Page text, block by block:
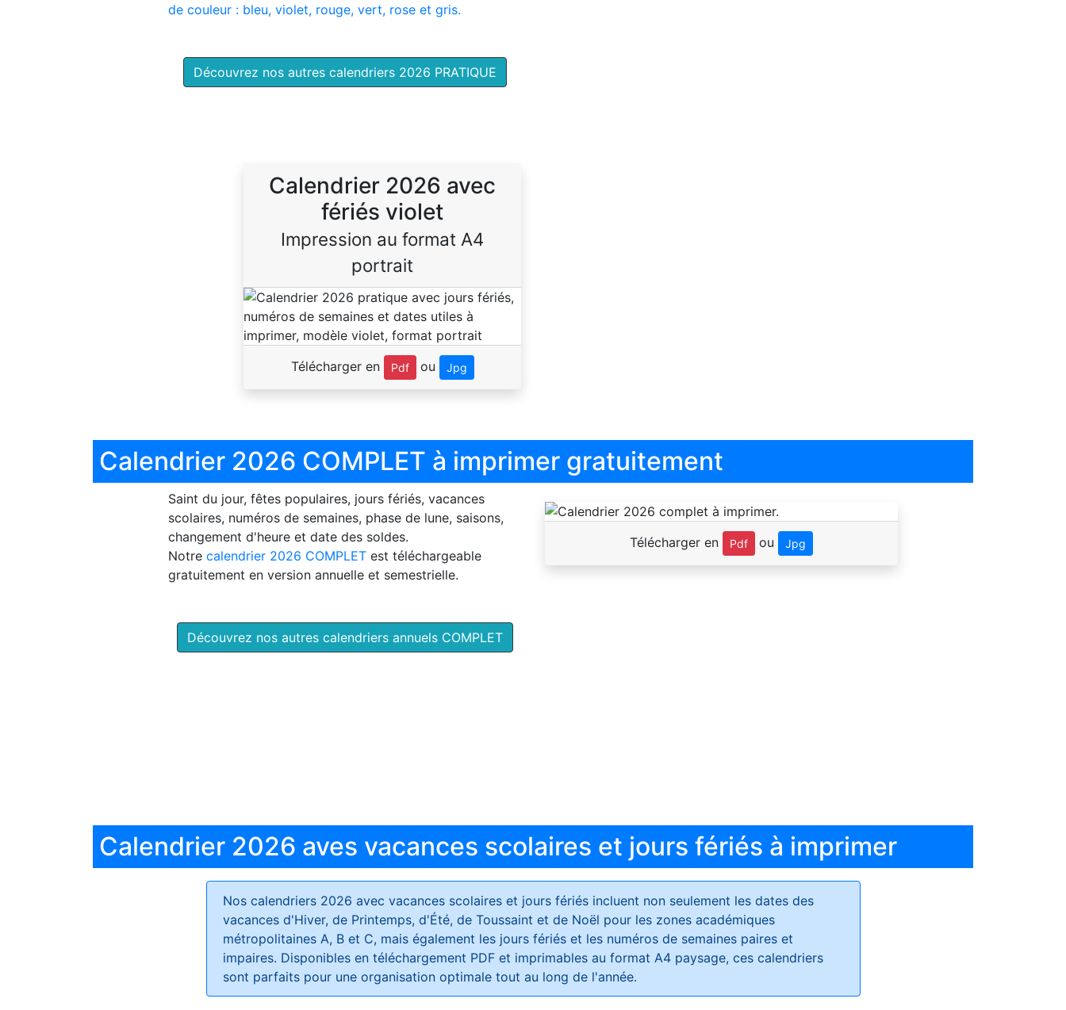
de couleur : bleu, violet, rouge, vert, rose et gris.
Découvrez nos autres calendriers 2026 PRATIQUE
Calendrier 2026 avec
fériés violet
Impression au format A4
portrait
Télécharger en Pdf ou Jpg
Calendrier 2026 COMPLET à imprimer gratuitement
Saint du jour, fêtes populaires, jours fériés, vacances
scolaires, numéros de semaines, phase de lune, saisons,
changement d'heure et date des soldes.
Notre calendrier 2026 COMPLET est téléchargeable
gratuitement en version annuelle et semestrielle.
Découvrez nos autres calendriers annuels COMPLET
Télécharger en Pdf ou Jpg
Calendrier 2026 aves vacances scolaires et jours fériés à imprimer
Nos calendriers 2026 avec vacances scolaires et jours fériésincluent non seulement les dates des
vacances d'Hiver, de Printemps, d'Été, de Toussaint et de Noël pour les zones académiques
métropolitaines A, B et C, mais également les jours fériés et les numéros de semaines paires et
impaires. Disponibles en téléchargement PDF et imprimables au format A4 paysage, ces calendriers
sont parfaits pour une organisation optimale tout au long de l'année.